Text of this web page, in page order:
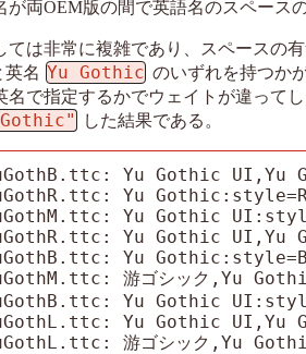
両OEM版の間で英語名のスペース
ては非常に複雑であり、スペースの
英名 Yu Gothic のいずれを持つか
で指定するかでウェイトが違って
した結果である。
Yu Gothic
Yu
Yu Gothic
Yu Gothic
Yu
游ゴシック,Yu
Yu Gothic
Yu Gothic
游ゴシック,Yu